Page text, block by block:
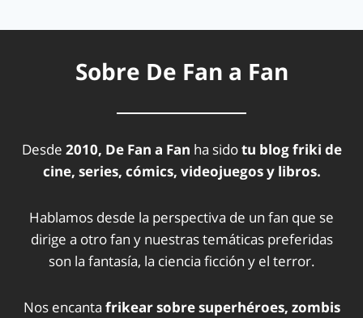
Sobre De Fan a Fan
Desde 2010, De Fan a Fan ha sidotu blog friki de
cine, series, cómics, videojuegos y libros.
Hablamos desde la perspectiva de un fan que se
dirige a otro fan y nuestras temáticas preferidas
son la fantasía, la ciencia ficción y el terror.
Nos encanta frikear sobre superhéroes, zombis